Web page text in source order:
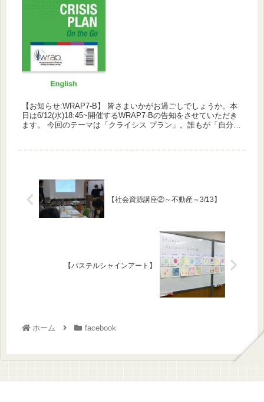
【お知らせ:WRAP7-B】 皆さまいかがお過ごしでしょうか。本
日は6/12(水)18:45~開催するWRAP7-Bの告知をさせていただき
ます。 今回のテーマは「クライシス プラン」。誰もが「自分で
【社会資源講座②～不動産～3/13】
【パステルシャインアート】
ホーム facebook